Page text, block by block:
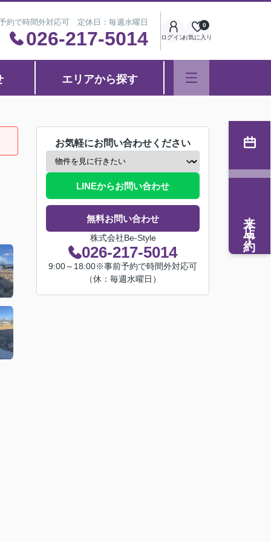
約で時間外対応可 定休日：毎週水曜日
026-217-5014 ログインお気に入り
0
エリアから探す
お気軽にお問い合わせください
LINEからお問い合わせ
無料お問い合わせ
株式会社Be-Style
026-217-5014
9:00～18:00※事前予約で時間外対応可
（休：毎週水曜日）
来店予約